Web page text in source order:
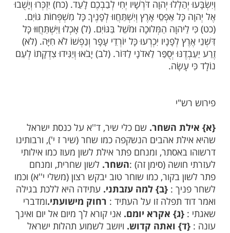
(טז) יָבֵשׁ כַּחֶרֶשׂ כֹּחִי וּלְשׁוֹנִי מֻדְבָּק מַלְקוֹחָי
תִּשְׁפְּתֵנִי. (יז) כִּי סְבָבוּנִי כְּלָבִים עֲדַת מְרֵעִים
יָדַי וְרַגְלָי. (יח) אֲסַפֵּר כָּל עַצְמוֹתָי הֵמָּה יַבִּיטוּ
יְחַלְּקוּ בְגָדַי לָהֶם וְעַל לְבוּשִׁי יַפִּילוּ גוֹרָל. (כ)
אַל תִּרְחָק אֱיָלוּתִי לְעֶזְרָתִי חוּשָׁה. (כא) הַצִּילָה
עֲנִיתָנִי. (כג) אֲסַפְּרָה שִׁמְךָ לְאֶחָי בְּתוֹךְ קָהָל
יִשְׂרָאֵל. (כה) כִּי לֹא בָזָה וְלֹא שִׁקַּץ עֱנוּת עָנִי
פָּנָיו מִמֶּנּוּ וּבְשַׁוְּעוֹ אֵלָיו שָׁמֵעַ. (כו) מֵאִתְּךָ
רָב נְדָרַי אֲשַׁלֵּם נֶגֶד יְרֵאָיו. (כז) יֹאכְלוּ עֲנָוִים
יְהוָה דֹּרְשָׁיו יְחִי לְבַבְכֶם לָעַד. (כח) יִזְכְּרוּ וְיָשֻׁבוּ
אַפְסֵי אָרֶץ וְיִשְׁתַּחֲווּ לְפָנֶיךָ כָּל מִשְׁפְּחוֹת גּוֹיִם.
הַמְּלוּכָה וּמֹשֵׁל בַּגּוֹיִם. (ל) אָכְלוּ וַיִּשְׁתַּחֲוּוּ כָּל
יִכְרְעוּ כָּל יוֹרְדֵי עָפָר וְנַפְשׁוֹ לֹא חִיָּה. (לא)